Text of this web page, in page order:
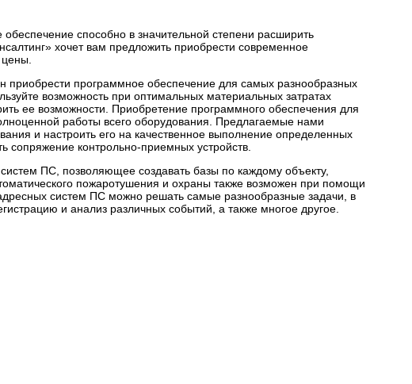
способно в значительной степени расширить
хочет вам предложить приобрести современное
программное обеспечение для самых разнообразных
возможность при оптимальных материальных затратах
ее возможности. Приобретение программного обеспечения для
работы всего оборудования. Предлагаемые нами
и настроить его на качественное выполнение определенных
сопряжение контрольно-приемных устройств.
ПС, позволяющее создавать базы по каждому объекту,
пожаротушения и охраны также возможен при помощи
систем ПС можно решать самые разнообразные задачи, в
и анализ различных событий, а также многое другое.